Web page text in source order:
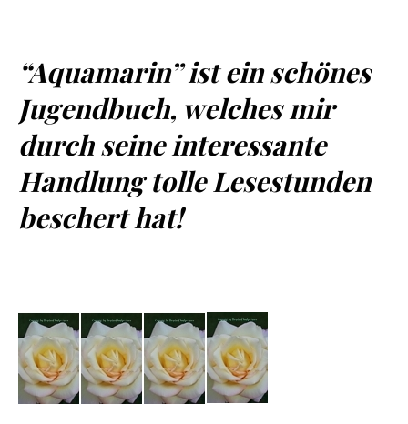
“Aquamarin” ist ein schönes
Jugendbuch, welches mir
durch seine interessante
Handlung tolle Lesestunden
beschert hat!